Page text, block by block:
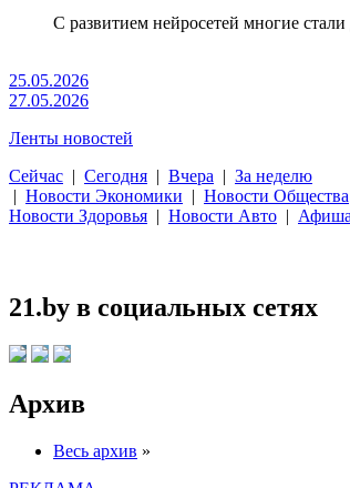
С развитием нейросетей многие
25.05.2026
27.05.2026
Ленты новостей
Сейчас | Сегодня | Вчера | За неделю
| Новости Экономики | Новости Общества
Новости Здоровья | Новости Авто | Афиша
21.by в социальных сетях
Архив
Весь архив »